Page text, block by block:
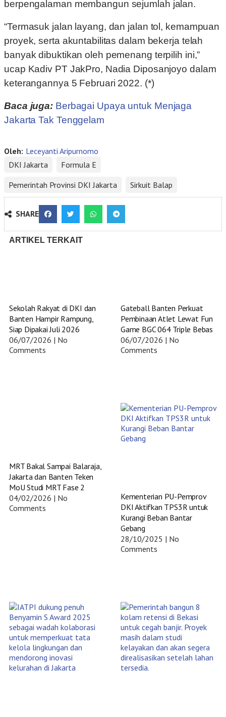
berpengalaman membangun sejumlah jalan.
“Termasuk jalan layang, dan jalan tol, kemampuan
proyek, serta akuntabilitas dalam bekerja telah
banyak dibuktikan oleh pemenang terpilih ini,”
ucap Kadiv PT JakPro, Nadia Diposanjoyo dalam
keterangannya 5 Februari 2022. (*)
Baca juga: Berbagai Upaya untuk Menjaga
Jakarta Tak Tenggelam
Oleh: Leceyanti Aripurnomo
DKI Jakarta
Formula E
Pemerintah Provinsi DKI Jakarta
Sirkuit Balap
SHARE
ARTIKEL TERKAIT
Sekolah Rakyat di DKI dan
Banten Hampir Rampung,
Siap Dipakai Juli 2026
06/07/2026
No
Comments
Gateball Banten Perkuat
Pembinaan Atlet Lewat Fun
Game BGC 064 Triple Bebas
06/07/2026
No
Comments
MRT Bakal Sampai Balaraja,
Jakarta dan Banten Teken
MoU Studi MRT Fase 2
04/02/2026
No
Comments
Kementerian PU-Pemprov
DKI Aktifkan TPS3R untuk
Kurangi Beban Bantar
Gebang
28/10/2025
No
Comments